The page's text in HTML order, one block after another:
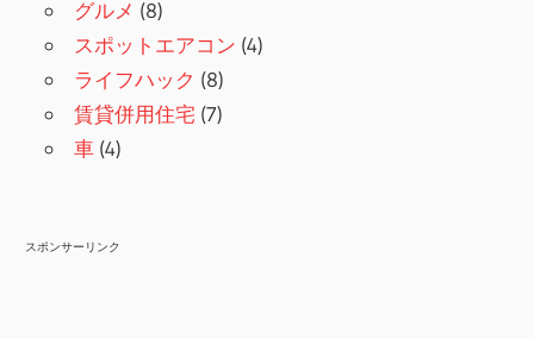
グルメ (8)
スポットエアコン (4)
ライフハック (8)
賃貸併用住宅 (7)
車 (4)
スポンサーリンク